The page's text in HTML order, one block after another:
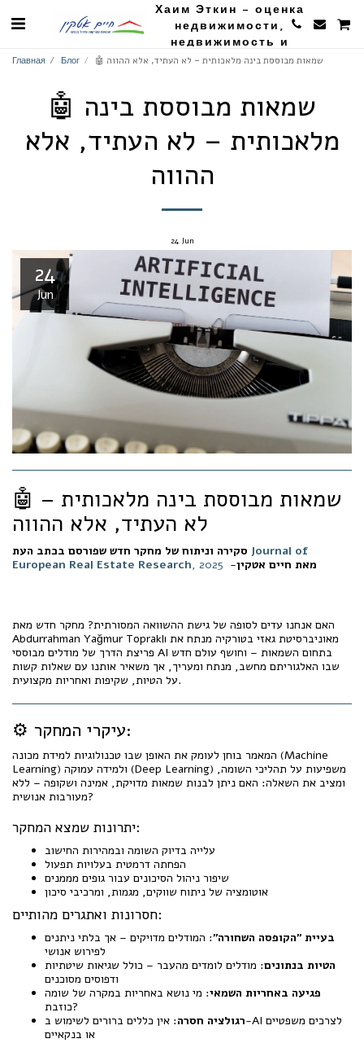
Хаим Эткин - оценка
недвижимости,
недвижимость и
сельское хозяйство
Главная Блог 🤖 שמאות מבוססת בינה מלאכותית – לא העתיד, אלא ההווה
🤖 שמאות מבוססת בינה
מלאכותית – לא העתיד, אלא
ההווה
24 Jun
24
Jun
🤖 שמאות מבוססת בינה מלאכותית –
לא העתיד, אלא ההווה
Journal of
European Real Estate Research, 2025 -מאת חיים אטקין
האם אנחנו עדים לסופה של גישת ההשוואה המסורתית? מחקר חדש מאת
Abdurrahman Yağmur Topraklı מאוניברסיטת גאזי בטורקיה מנתח את
פריצת הדרך של מודלים מבוססי AI בתחום השמאות – וחושף עולם חדש
שבו האלגוריתם מחשב, מנתח ומעריך, אך משאיר אותנו עם שאלות קשות
על הטיות, שקיפות ואחריות מקצועית.
⚙ עיקרי המחקר:
המאמר בוחן לעומק את האופן שבו טכנולוגיות למידת מכונה (Machine
Learning) ולמידה עמוקה (Deep Learning) משפיעות על תהליכי השומה,
ומציב את השאלה: האם ניתן לבנות שמאות מדויקת, אמינה ושקופה – ללא
מעורבות אנושית?
יתרונות שמצא המחקר:
עלייה בדיוק השומה ובמהירות החישוב
הפחתה דרמטית בעלויות תפעול
שיפור ניהול הסיכונים עבור גופים מממנים
אוטומציה של ניתוח שווקים, מגמות, ומרכיבי סיכון
חסרונות ואתגרים מהותיים:
בעיית "הקופסה השחורה": המודלים מדויקים – אך בלתי ניתנים
לפירוש אנושי
הטיות בנתונים: מודלים לומדים מהעבר – כולל שגיאות שיטתיות
ודפוסים מסוכנים
פגיעה באחריות השמאי: מי נושא באחריות במקרה של שומה
כוזבת?
רגולציה חסרה: אין כללים ברורים לשימוש ב-AI לצרכים משפטיים
או בנקאיים